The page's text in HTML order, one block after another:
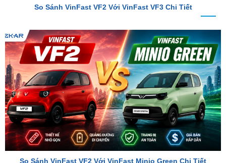
So Sánh VinFast VF2 Với VinFast Minio Green Chi Tiết